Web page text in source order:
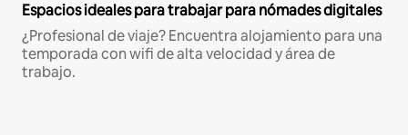
Espacios ideales para trabajar para nómades digitales
¿Profesional de viaje? Encuentra alojamiento para una
temporada con wifi de alta velocidad y área de
trabajo.